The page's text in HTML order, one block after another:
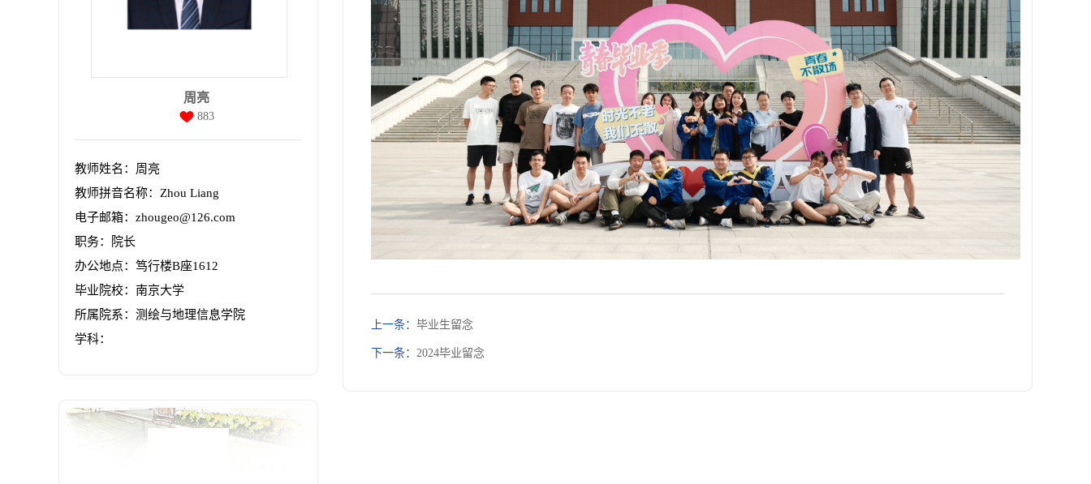
周亮
883
教师姓名：周亮
教师拼音名称：Zhou Liang
电子邮箱： zhougeo@126.com
职务：院长
办公地点：笃行楼B座1612
毕业院校：南京大学
所属院系：测绘与地理信息学院
学科：
上一条： 毕业生留念
下一条： 2024毕业留念